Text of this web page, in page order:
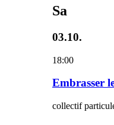
Sa
03.10.
18:00
Embrasser
collectif